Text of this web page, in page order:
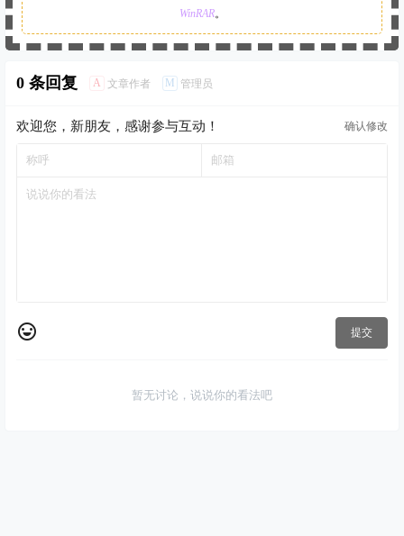
WinRAR。
0 条回复 A 文章作者 M 管理员
欢迎您，新朋友，感谢参与互动！ 确认修改
提交
暂无讨论，说说你的看法吧